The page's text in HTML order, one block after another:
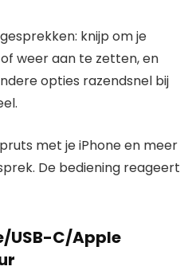
knijp om je
weer aan te zetten, en
opties razendsnel bij
met je iPhone en meer
De bediening reageert
USB-C/Apple